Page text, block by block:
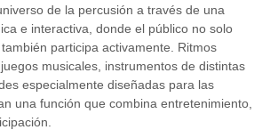
de la percusión a través de una
e interactiva, donde el público no solo
participa activamente. Ritmos
musicales, instrumentos de distintas
especialmente diseñadas para las
una función que combina entretenimiento,